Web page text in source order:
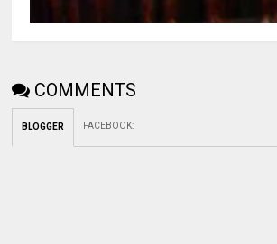
COMMENTS
BLOGGER FACEBOOK: